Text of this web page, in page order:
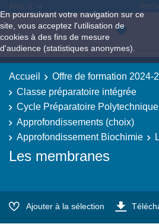
En poursuivant votre navigation sur ce
site, vous acceptez l'utilisation de
cookies à des fins de mesure
d'audience (statistiques anonymes).
Aller à
Accueil
Offre de formation 2024-
Classe préparatoire intégrée
Cycle Préparatoire
Approfondissements (choix)
Approfondissement Biochimie
Les membranes
Ajouter à la sélection